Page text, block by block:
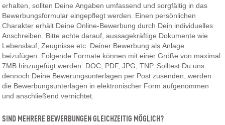
erhalten, sollten Deine Angaben umfassend und sorgfältig in das
Bewerbungsformular eingepflegt werden. Einen persönlichen
Charakter erhält Deine Online-Bewerbung durch Dein individuelles
Anschreiben. Bitte achte darauf, aussagekräftige Dokumente wie
Lebenslauf, Zeugnisse etc. Deiner Bewerbung als Anlage
beizufügen. Folgende Formate können mit einer Größe von maximal
7MB hinzugefügt werden: DOC, PDF, JPG, TNP. Solltest Du uns
dennoch Deine Bewerungsunterlagen per Post zusenden, werden
die Bewerbungsunterlagen in elektronischer Form aufgenommen
und anschließend vernichtet.
SIND MEHRERE BEWERBUNGEN GLEICHZEITIG MÖGLICH?